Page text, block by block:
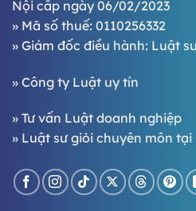
Nội cấp ngày 06/02/2023
» Mã số thuế: 0110256332
» Giám đốc điều hành: Luật
» Công ty Luật uy tín
» Tư vấn Luật doanh nghiệp
» Luật sư giỏi chuyên môn tại